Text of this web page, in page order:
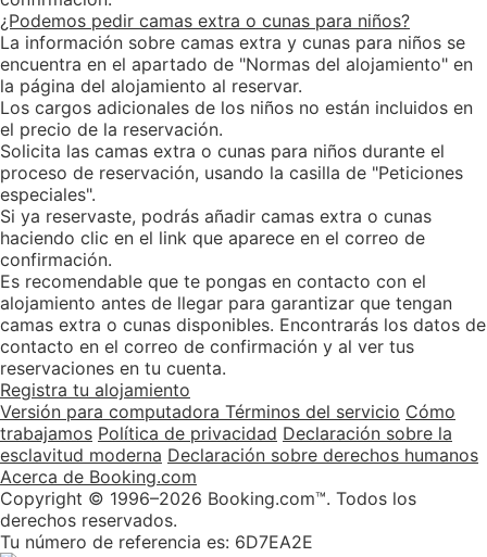
¿Podemos pedir camas extra o cunas para niños?
La información sobre camas extra y cunas para niños se
encuentra en el apartado de "Normas del alojamiento" en
la página del alojamiento al reservar.
Los cargos adicionales de los niños no están incluidos en
el precio de la reservación.
Solicita las camas extra o cunas para niños durante el
proceso de reservación, usando la casilla de "Peticiones
especiales".
Si ya reservaste, podrás añadir camas extra o cunas
haciendo clic en el link que aparece en el correo de
confirmación.
Es recomendable que te pongas en contacto con el
alojamiento antes de llegar para garantizar que tengan
camas extra o cunas disponibles. Encontrarás los datos de
contacto en el correo de confirmación y al ver tus
reservaciones en tu cuenta.
Registra tu alojamiento
Versión para computadora Términos del servicio Cómo
trabajamos Política de privacidad Declaración sobre la
esclavitud moderna Declaración sobre derechos humanos
Acerca de Booking.com
Copyright © 1996–2026 Booking.com™. Todos los
derechos reservados.
Tu número de referencia es: 6D7EA2E